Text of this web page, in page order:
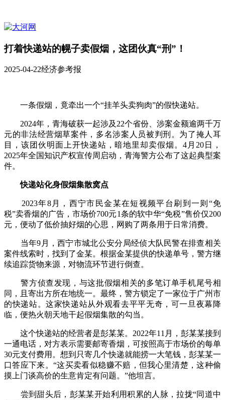
打着快递站的幌子卖假烟，这团伙真“刑”！
2025-04-22经济参考报
一条假烟，竟牵出一个“挂羊头卖狗肉”的假快递站。
2024年，青海破获一起涉及22个省份、涉案金额逾两千万
元的非法经营烟草案件，多名涉案人员被判刑。为了掩人耳
目，该团伙明面上开快递站，暗地里却卖假烟。4月20日，
2025年全国知识产权宣传周启动，青海警方公布了这起典型案
件。
快递站化身假烟集散窝点
2023年8月，西宁市民金某在短视频平台刷到一则“免
税”卖香烟的广告，市场价700元1条的软中华“免税”售价仅200
元，便动了低价抽好烟的心思，网购了两条用于日常消费。
当年9月，西宁市城北公安分局经侦大队民警在排查相关
案件线索时，找到了金某。根据金某提供的快递单号，警方继
续追踪货物来源，对物流环节进行倒查。
警方侦查发现，与这批假烟相关的多笔订单手机尾号相
同，且寄出方所在地统一。最终，警方锁定了一家位于广州市
的快递站。这家快递站从外观看去平平无奇，可一旦夜幕降
临，便热火朝天地干起假烟集散的勾当。
这个快递站的经营者是彭某某。2022年11月，彭某某接到
一通电话，对方表示需要邮寄香烟，可按照高于市场价的每单
30元支付费用。想到只寄几个快递就能捞一大笔钱，彭某某一
口答应下来。“这买卖看似稳赚不赔，但我心里清楚，这种偷
摸上门谈高价的生意肯定有问题。”他坦言。
尝到甜头后，彭某某开始利用积累的人脉，拉拢“同道中